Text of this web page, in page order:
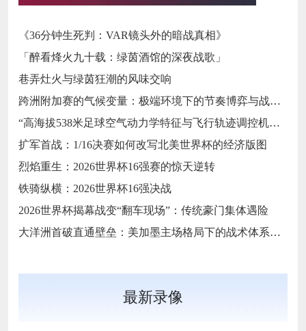
《36分钟生死判：VAR镜头外的暗战真相》
「醉看烽火九十载：绿茵酒馆的深夜战歌」
巷弄灶火与绿茵狂潮的风味交响
跨洲附加赛的气候变量：极端环境下的节奏博弈与战术自适应
“高海拔538米足球空气动力学特征与飞行轨迹调控机制——以2026世界杯BBVA球场为实证场景”
扩军首战：1/16决赛如何改写北美世界杯的经济版图
烈焰重生：2026世界杯16强赛的惊天逆转
铁骑纵横：2026世界杯16强决战
2026世界杯揭幕战变“翻车现场”：传统豪门集体遇险
大洋洲首破直通壁垒：美加墨主场格局下的战术体系重构
最新录像